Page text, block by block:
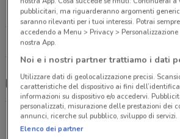
15 km
Move In, offerte e negozi
Offerte volantini e cataloghi per
pubblicitari, ma riguarderanno argomenti
saranno rilevanti per i tuoi interessi. Potrai
accedendo a Menu > Privacy >
nostra App.
Noi e i nostri partner trattiamo i dati
Utilizzare dati di geolocalizzazione precisi.
caratteristiche del dispositivo ai fini
informazioni su dispositivo e/o accedervi.
personalizzati, misurazione delle prestazioni dei
annunci, ricerche sul pubblico, sviluppo di servizi.
Elenco dei partner